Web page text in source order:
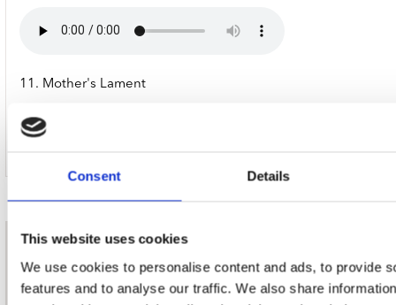
Consent Details
This website uses cookies
We use cookies to personalise content and ads, to provide
features and to analyse our traffic. We also share
11. Mother's Lament